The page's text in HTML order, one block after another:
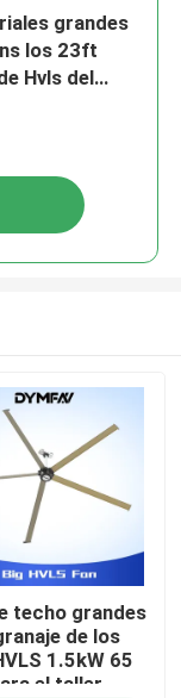
grandes
los 23ft
Hvls del
techo grandes
de los
1.5kW 65
el taller